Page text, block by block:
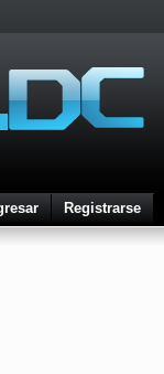
Registrarse